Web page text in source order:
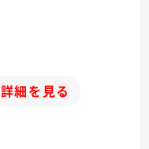
詳細を見る